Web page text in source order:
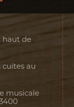
haut de
cuites au
musicale